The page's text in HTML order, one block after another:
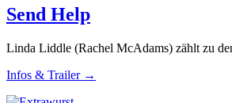
Send Help
Linda Liddle (Rachel McAdams) zählt zu
Infos & Trailer →